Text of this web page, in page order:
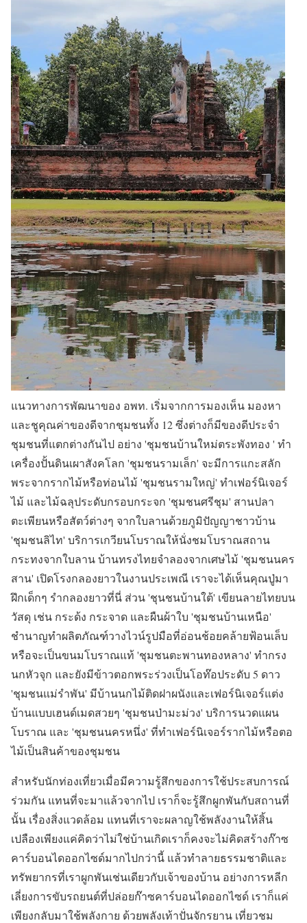
แนวทางการพัฒนาของ อพท. เริ่มจากการมองเห็น มองหา
และชูคุณค่าของดีจากชุมชนทั้ง 12 ซึ่งต่างก็มีของดีประจำ
ชุมชนที่แตกต่างกันไป อย่าง 'ชุมชนบ้านใหม่ตระพังทอง ' ทำ
เครื่องปั้นดินเผาสังคโลก 'ชุมชนรามเล็ก' จะมีการแกะสลัก
พระจากรากไม้หรือท่อนไม้ 'ชุมชนรามใหญ่' ทำเฟอร์นิเจอร์
ไม้ และไม้ฉลุประดับกรอบกระจก 'ชุมชนศรีชุม' สานปลา
ตะเพียนหรือสัตว์ต่างๆ จากใบลานด้วยภูมิปัญญาชาวบ้าน
'ชุมชนลิไท' บริการเกวียนโบราณให้นั่งชมโบราณสถาน
กระทงจากใบลาน บ้านทรงไทยจำลองจากเศษไม้ 'ชุมชนนคร
สาน' เปิดโรงกลองยาวในงานประเพณี เราจะได้เห็นคุณปู่มา
ฝึกเด็กๆ รำกลองยาวที่นี่ ส่วน 'ชุนชนบ้านใต้' เขียนลายไทยบน
วัสดุ เช่น กระด้ง กระจาด และผืนผ้าใบ 'ชุมชนบ้านเหนือ'
ชำนาญทำผลิตภัณฑ์วางไวน์รูปมือที่อ่อนช้อยคล้ายฟ้อนเล็บ
หรือจะเป็นขนมโบราณแท้ 'ชุมชนตะพานทองหลาง' ทำกรง
นกหัวจุก และยังมีข้าวตอกพระร่วงเป็นโอท๊อประดับ 5 ดาว
'ชุมชนแม่รำพัน' มีบ้านนกไม้ติดฝาผนังและเฟอร์นิเจอร์แต่ง
บ้านแบบเฮนด์เมดสวยๆ 'ชุมชนป่ามะม่วง' บริการนวดแผน
โบราณ และ 'ชุมชนนครหนึ่ง' ที่ทำเฟอร์นิเจอร์รากไม้หรือตอ
ไม้เป็นสินค้าของชุมชน
สำหรับนักท่องเที่ยวเมื่อมีความรู้สึกของการใช้ประสบการณ์
ร่วมกัน แทนที่จะมาแล้วจากไป เราก็จะรู้สึกผูกพันกับสถานที่
นั้น เรื่องสิ่งแวดล้อม แทนที่เราจะผลาญใช้พลังงานให้สิ้น
เปลืองเพียงแค่คิดว่าไม่ใช่บ้านเกิดเราก็คงจะไม่คิดสร้างก๊าซ
คาร์บอนไดออกไซด์มากไปกว่านี้ แล้วทำลายธรรมชาติและ
ทรัพยากรที่เราผูกพันเช่นเดียวกับเจ้าของบ้าน อย่างการหลีก
เลี่ยงการขับรถยนต์ที่ปล่อยก๊าซคาร์บอนไดออกไซด์ เราก็แค่
เพียงกลับมาใช้พลังกาย ด้วยพลังเท้าปั่นจักรยาน เที่ยวชม